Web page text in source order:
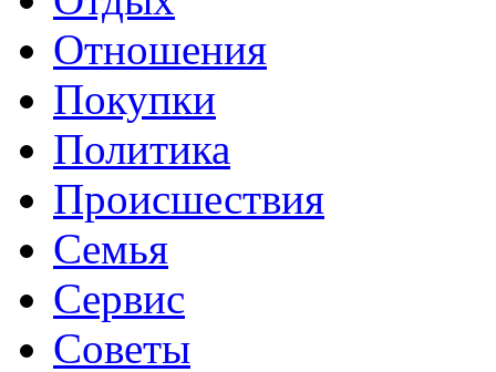
Отношения
Покупки
Политика
Происшествия
Семья
Сервис
Советы